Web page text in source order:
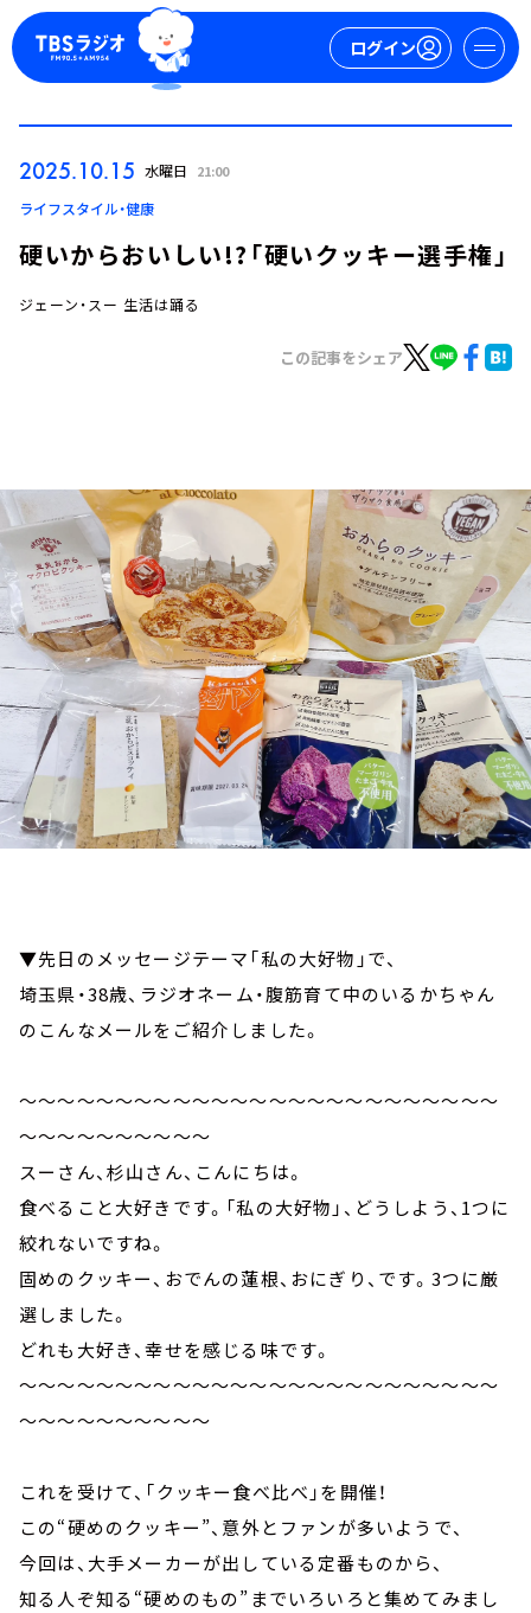
ログイン
ログイン
トピックス
TBS Podcast
お知らせ
イベント・グッズ
YouTube
会社情報
2025.10.15 水曜日 21:00
ライフスタイル・健康
硬いからおいしい!?「硬いクッキー選手権」
ジェーン・スー 生活は踊る
この記事をシェア
▼先日のメッセージテーマ「私の大好物」で、
埼玉県・38歳、ラジオネーム・腹筋育て中のいるかちゃん
のこんなメールをご紹介しました。
～～～～～～～～～～～～～～～～～～～～～～～～～
～～～～～～～～～～
スーさん、杉山さん、こんにちは。
食べること大好きです。「私の大好物」、どうしよう、1つに
絞れないですね。
固めのクッキー、おでんの蓮根、おにぎり、です。3つに厳
選しました。
どれも大好き、幸せを感じる味です。
～～～～～～～～～～～～～～～～～～～～～～～～～
～～～～～～～～～～
これを受けて、「クッキー食べ比べ」を開催！
この“硬めのクッキー”、意外とファンが多いようで、
今回は、大手メーカーが出している定番ものから、
知る人ぞ知る“硬めのもの”までいろいろと集めてみまし